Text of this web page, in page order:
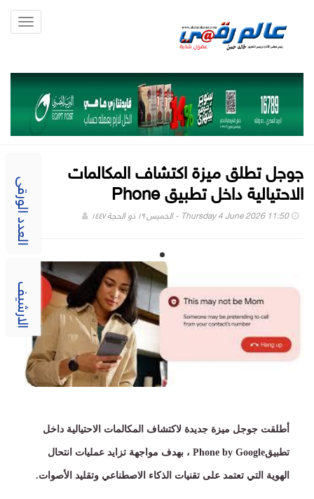
العدد الورقى
الارشيف
جوجل تطلق ميزة اكتشاف المكالمات
الاحتيالية داخل تطبيق Phone
Thursday 4 June 2026 11:50 - الخميس ١٩ ذو الحجة ١٤٤٧
أطلقت جوجل ميزة جديدة لاكتشاف المكالمات الاحتيالية داخل
تطبيقPhone by Google ، بهدف مواجهة تزايد عمليات انتحال
الهوية التي تعتمد على تقنيات الذكاء الاصطناعي وتقليد الأصوات.